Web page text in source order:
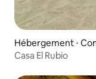
Hébergement ⋅
Casa El Rubio